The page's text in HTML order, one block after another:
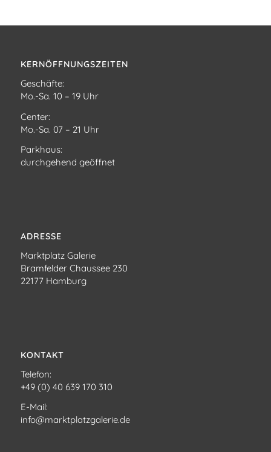
KERNÖFFNUNGSZEITEN
Geschäfte:
Mo.-Sa. 10 – 19 Uhr
Center:
Mo.-Sa. 07 – 21 Uhr
Parkhaus:
durchgehend geöffnet
ADRESSE
Marktplatz Galerie
Bramfelder Chaussee 230
22177 Hamburg
KONTAKT
Telefon:
+49 (0) 40 639 170 310
E-Mail:
info@marktplatzgalerie.de